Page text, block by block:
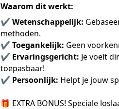
Waarom dit werkt:
✔️ Wetenschappelijk:
methoden.
✔️ Toegankelijk: Geen
✔️ Ervaringsgericht: Je voelt
toepasbaar!
✔️ Persoonlijk: Helpt je jouw
🎁 EXTRA BONUS! Speciale